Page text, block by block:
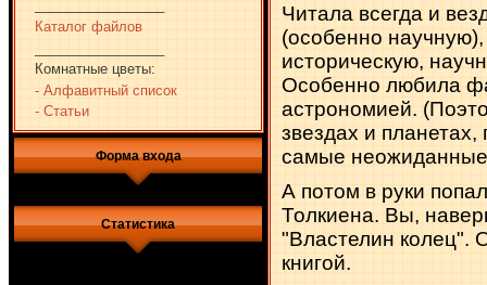
Каталог файлов
Комнатные цветы:
- Алфавитный список
- Статьи
Форма входа
Статистика
Читала всегда и
(особенно
историческую,
Особенно любила
астрономией.
звездах и планетах,
самые
А потом в руки
Толкиена. Вы,
"Властелин колец".
книгой.